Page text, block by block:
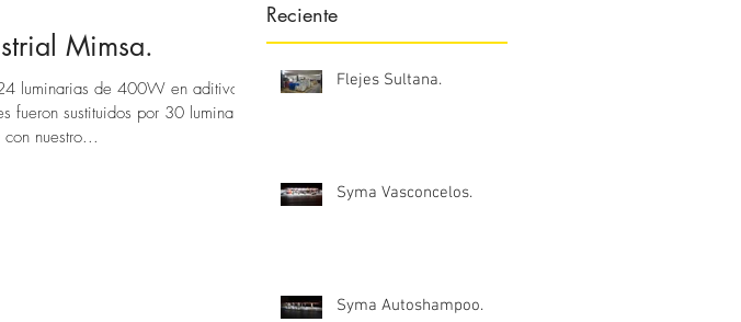
Mimsa.
luminarias de 400W en aditivo
fueron sustituidos por 30 luminarias
nuestro...
Reciente
Flejes Sultana.
Syma Vasconcelos.
Syma Autoshampoo.